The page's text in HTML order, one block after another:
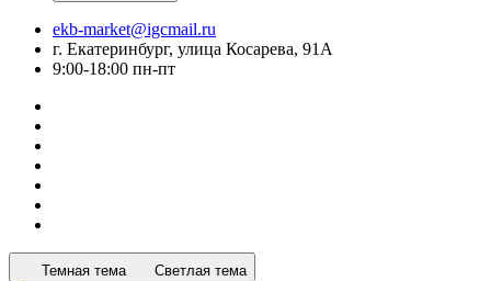
ekb-market@igcmail.ru
г. Екатеринбург, улица Косарева, 91А
9:00-18:00 пн-пт
Темная тема Светлая тема